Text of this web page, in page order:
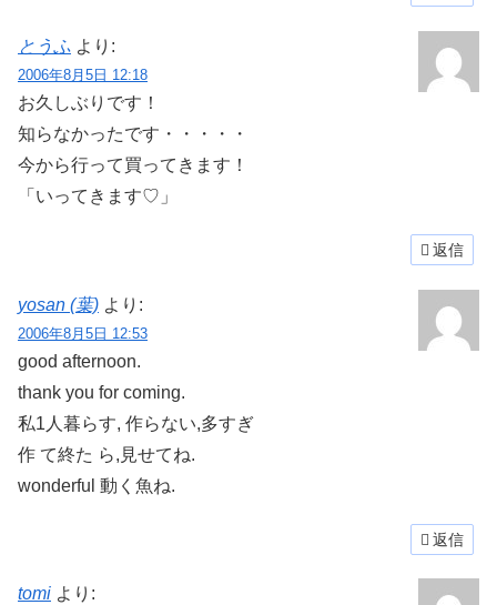
とうふ より:
2006年8月5日 12:18
お久しぶりです！
知らなかったです・・・・・
今から行って買ってきます！
「いってきます♡」
返信
yosan (葉) より:
2006年8月5日 12:53
good afternoon.
thank you for coming.
私1人暮らす, 作らない,多すぎ
作 て終た ら,見せてね.
wonderful 動く魚ね.
返信
tomi より: